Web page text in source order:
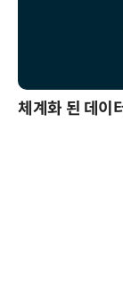
체계화 된 데이